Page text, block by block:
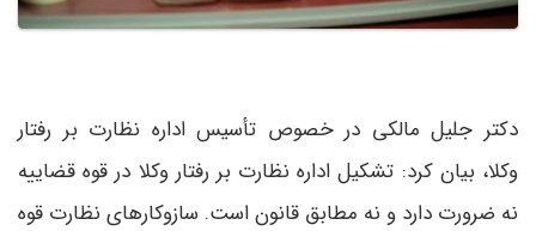
دکتر جلیل مالکی در خصوص تأسیس اداره نظارت بر رفتار
وکلا، بیان کرد: تشکیل اداره نظارت بر رفتار وکلا در قوه قضاییه
نه ضرورت دارد و ‌نه مطابق قانون است. سازوکارهای نظارت قوه